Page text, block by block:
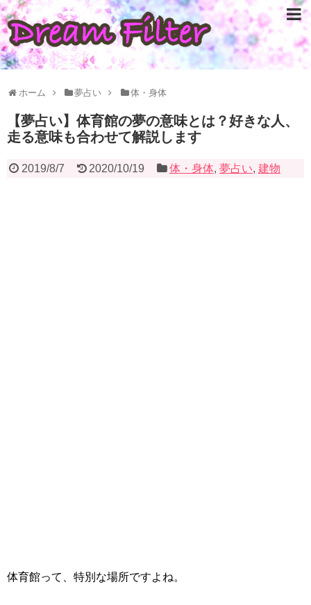
ホーム 夢占い 体・身体
【夢占い】体育館の夢の意味とは？好きな人、
走る意味も合わせて解説します
2019/8/7 2020/10/19 体・身体,夢占い,建物
体育館って、特別な場所ですよね。